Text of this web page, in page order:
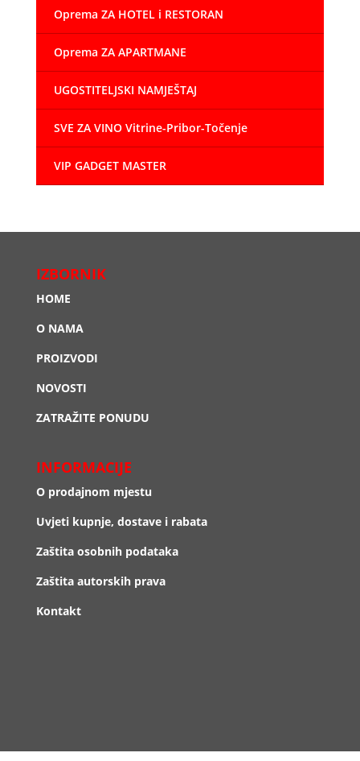
Oprema ZA HOTEL i RESTORAN
Oprema ZA APARTMANE
UGOSTITELJSKI NAMJEŠTAJ
SVE ZA VINO Vitrine-Pribor-Točenje
VIP GADGET MASTER
IZBORNIK
HOME
O NAMA
PROIZVODI
NOVOSTI
ZATRAŽITE PONUDU
INFORMACIJE
O prodajnom mjestu
Uvjeti kupnje, dostave i rabata
Zaštita osobnih podataka
Zaštita autorskih prava
Kontakt